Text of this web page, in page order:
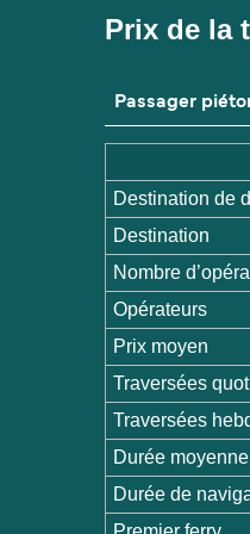
Prix de la
Passager
Destination de
Destination
Nombre
Opérateurs
Prix moyen
Traversées
Traversées
Durée
Durée de